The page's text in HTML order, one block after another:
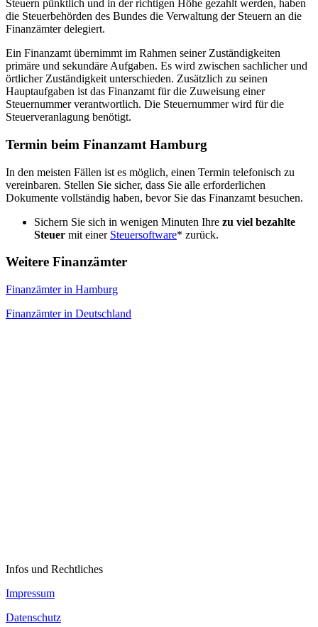
Steuern pünktlich und in der richtigen Höhe gezahlt werden, haben
die Steuerbehörden des Bundes die Verwaltung der Steuern an die
Finanzämter delegiert.
Ein Finanzamt übernimmt im Rahmen seiner Zuständigkeiten
primäre und sekundäre Aufgaben. Es wird zwischen sachlicher und
örtlicher Zuständigkeit unterschieden. Zusätzlich zu seinen
Hauptaufgaben ist das Finanzamt für die Zuweisung einer
Steuernummer verantwortlich. Die Steuernummer wird für die
Steuerveranlagung benötigt.
Termin beim Finanzamt Hamburg
In den meisten Fällen ist es möglich, einen Termin telefonisch zu
vereinbaren. Stellen Sie sicher, dass Sie alle erforderlichen
Dokumente vollständig haben, bevor Sie das Finanzamt besuchen.
Sichern Sie sich in wenigen Minuten Ihre zu viel bezahlte
Steuer mit einer Steuersoftware* zurück.
Weitere Finanzämter
Finanzämter in Hamburg
Finanzämter in Deutschland
Infos und Rechtliches
Impressum
Datenschutz